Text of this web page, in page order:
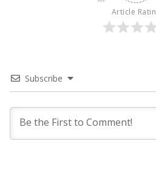
Article
Subscribe